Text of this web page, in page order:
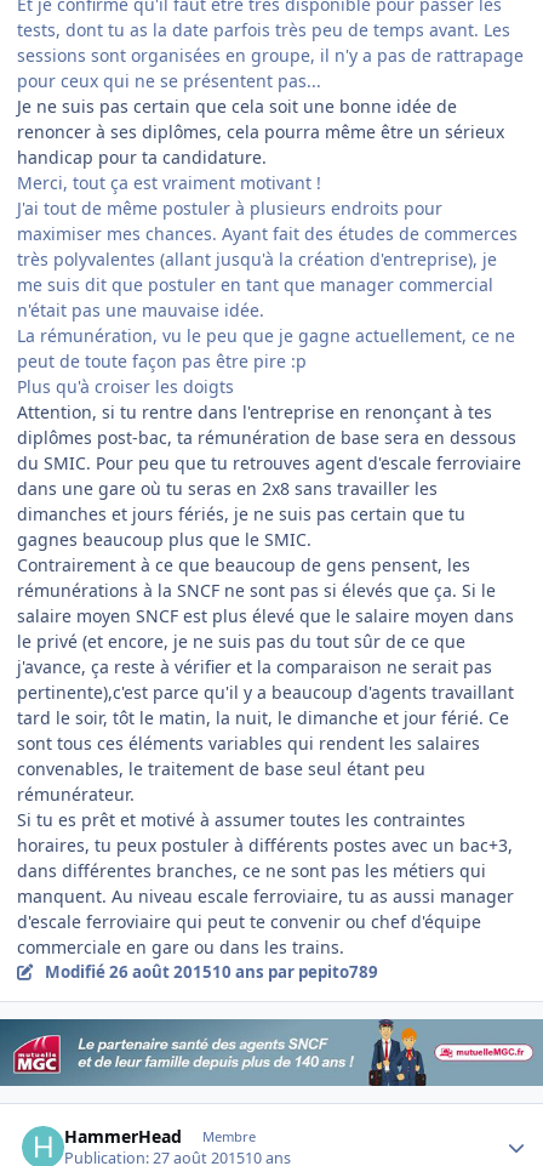
tests, dont tu as la date parfois très peu de temps avant. Les
sessions sont organisées en groupe, il n'y a pas de rattrapage
pour ceux qui ne se présentent pas...
Je ne suis pas certain que cela soit une bonne idée de
renoncer à ses diplômes, cela pourra même être un sérieux
handicap pour ta candidature.
Merci, tout ça est vraiment motivant !
J'ai tout de même postuler à plusieurs endroits pour
maximiser mes chances. Ayant fait des études de commerces
très polyvalentes (allant jusqu'à la création d'entreprise), je
me suis dit que postuler en tant que manager commercial
n'était pas une mauvaise idée.
La rémunération, vu le peu que je gagne actuellement, ce ne
peut de toute façon pas être pire :p
Plus qu'à croiser les doigts
Attention, si tu rentre dans l'entreprise en renonçant à tes
diplômes post-bac, ta rémunération de base sera en dessous
du SMIC. Pour peu que tu retrouves agent d'escale ferroviaire
dans une gare où tu seras en 2x8 sans travailler les
dimanches et jours fériés, je ne suis pas certain que tu
gagnes beaucoup plus que le SMIC.
Contrairement à ce que beaucoup de gens pensent, les
rémunérations à la SNCF ne sont pas si élevés que ça. Si le
salaire moyen SNCF est plus élevé que le salaire moyen dans
le privé (et encore, je ne suis pas du tout sûr de ce que
j'avance, ça reste à vérifier et la comparaison ne serait pas
pertinente),c'est parce qu'il y a beaucoup d'agents travaillant
tard le soir, tôt le matin, la nuit, le dimanche et jour férié. Ce
sont tous ces éléments variables qui rendent les salaires
convenables, le traitement de base seul étant peu
rémunérateur.
Si tu es prêt et motivé à assumer toutes les contraintes
horaires, tu peux postuler à différents postes avec un bac+3,
dans différentes branches, ce ne sont pas les métiers qui
manquent. Au niveau escale ferroviaire, tu as aussi manager
d'escale ferroviaire qui peut te convenir ou chef d'équipe
commerciale en gare ou dans les trains.
Modifié26 août 201510 ans par pepito789
HammerHead Membre
Publication:27 août 201510 ans